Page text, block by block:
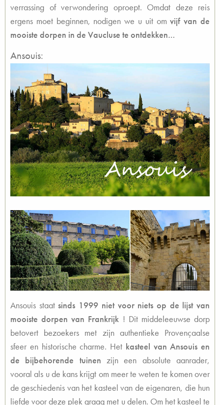
verrassing of verwondering oproept. Omdat deze reis
ergens moet beginnen, nodigen we u uit omvijf van de
mooiste dorpen in de Vaucluse te ontdekken…
Ansouis:
Ansouis staat sinds 1999 niet voor niets op de lijst van
mooiste dorpen van Frankrijk ! Dit middeleeuwse dorp
betovert bezoekers met zijn authentieke Provençaalse
sfeer en historische charme. Het kasteel van Ansouis en
de bijbehorende tuinen zijn een absolute aanrader,
vooral als u de kans krijgt om meer te weten te komen over
de geschiedenis van het kasteel van de eigenaren, die hun
liefde voor deze plek graag met u delen. Om het kasteel te